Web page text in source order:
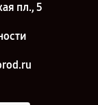
пл., 5